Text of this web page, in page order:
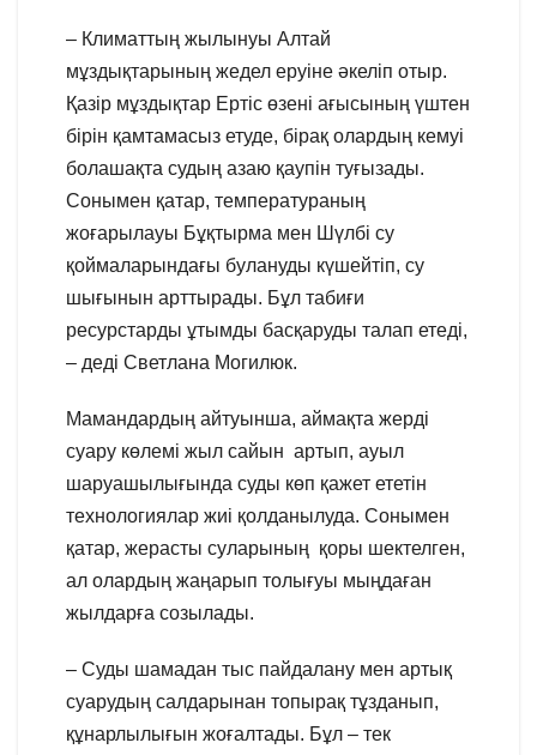
– Климаттың жылынуы Алтай
мұздықтарының жедел еруіне әкеліп отыр.
Қазір мұздықтар Ертіс өзені ағысының үштен
бірін қамтамасыз етуде, бірақ олардың кемуі
болашақта судың азаю қаупін туғызады.
Сонымен қатар, температураның
жоғарылауы Бұқтырма мен Шүлбі су
қоймаларындағы булануды күшейтіп, су
шығынын арттырады. Бұл табиғи
ресурстарды ұтымды басқаруды талап етеді,
– деді Светлана Могилюк.
Мамандардың айтуынша, аймақта жерді
суару көлемі жыл сайын артып, ауыл
шаруашылығында суды көп қажет ететін
технологиялар жиі қолданылуда. Сонымен
қатар, жерасты суларының қоры шектелген,
ал олардың жаңарып толығуы мыңдаған
жылдарға созылады.
– Суды шамадан тыс пайдалану мен артық
суарудың салдарынан топырақ тұзданып,
құнарлылығын жоғалтады. Бұл – тек